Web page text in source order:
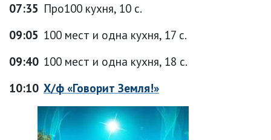
07:35 Про100 кухня, 10 с.
09:05 100 мест и одна кухня, 17 с.
09:40 100 мест и одна кухня, 18 с.
10:10 Х/ф «Говорит Земля!»